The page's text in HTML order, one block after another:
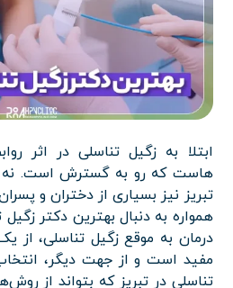
ابتلا به زگیل تناسلی در اثر
هاست که رو به گسترش است. نه
تبریز نیز بسیاری از دختران و
همواره به دنبال بهترین دکتر زگیل
درمان به موقع زگیل تناسلی، از
مفید است و از جهت دیگر،
تناسلی در تبریز که بتواند از